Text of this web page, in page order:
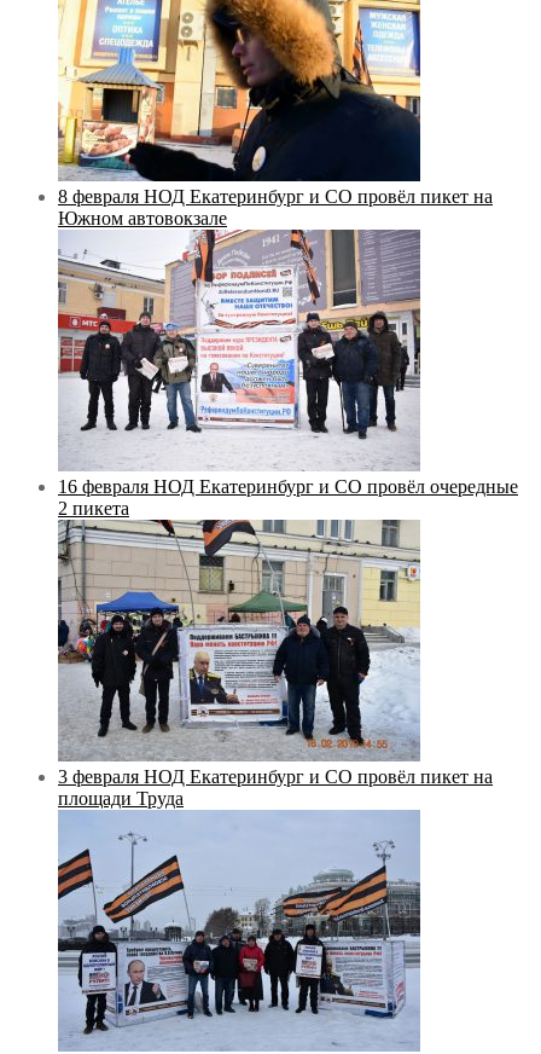
8 февраля НОД Екатеринбург и СО провёл пикет на
Южном автовокзале
16 февраля НОД Екатеринбург и СО провёл очередные
2 пикета
3 февраля НОД Екатеринбург и СО провёл пикет на
площади Труда